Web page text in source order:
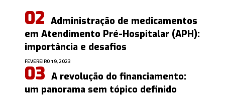
Administração de medicamentos
em Atendimento Pré-Hospitalar (APH):
importância e desafios
FEVEREIRO 19, 2023
A revolução do financiamento:
um panorama sem tópico definido